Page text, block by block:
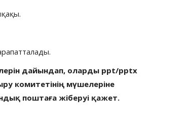
дайындап, оларды ppt/pptx
комитетінің мүшелеріне
поштаға жіберуі қажет.